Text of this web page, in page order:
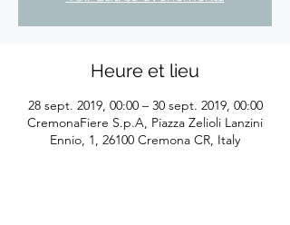
Heure et lieu
28 sept. 2019, 00:00 – 30 sept. 2019, 00:00
CremonaFiere S.p.A, Piazza Zelioli Lanzini
Ennio, 1, 26100 Cremona CR, Italy